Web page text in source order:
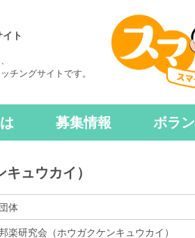
ト
チングサイトです。
募集情報 ボラ
ュウカイ）
団体
楽研究会（ホウガクケンキュウカイ）